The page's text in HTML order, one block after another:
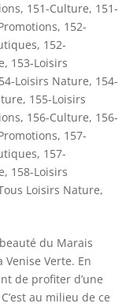
, 151-Culture, 151-
, 152-
, 152-
, 153-Loisirs
Loisirs Nature, 154-
, 155-Loisirs
, 156-Culture, 156-
, 157-
, 157-
, 158-Loisirs
Loisirs Nature,
du Marais
Verte. En
de profiter d’une
au milieu de ce